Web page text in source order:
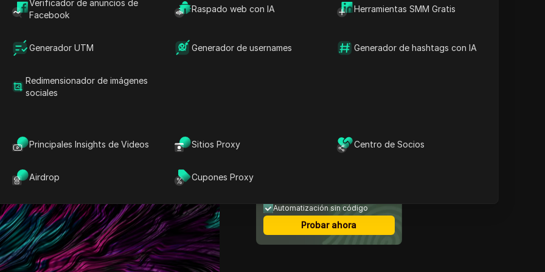
Verificador de anuncios de
Facebook
Raspado web con IA Herramientas SMM Gratis
Generador UTM Generador de usernames Generador de hashtags con IA
Redimensionador de imágenes
sociales
Principales Insights de Videos Sitios Proxy Centro de Socios
Airdrop Cupones Proxy
de ganar SOL sin gastar demasiado. En
de Solana
suelen explicar el staking, los
de la imagen completa. Veremos si la
hacer crecer su SOL. Al final, sabrá cómo
hoy en día y si puede ser unaopción rentable
Formas de obtener Solana
Los beneficios y riesgos
Automatización sin código
Probar ahora